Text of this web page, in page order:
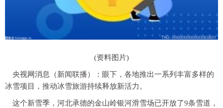
(资料图片)
央视网消息（新闻联播）：眼下，各地推出一系列丰富多样的
冰雪项目，推动冰雪旅游持续释放新活力。
这个新雪季，河北承德的金山岭银河滑雪场已开放了9条雪道，